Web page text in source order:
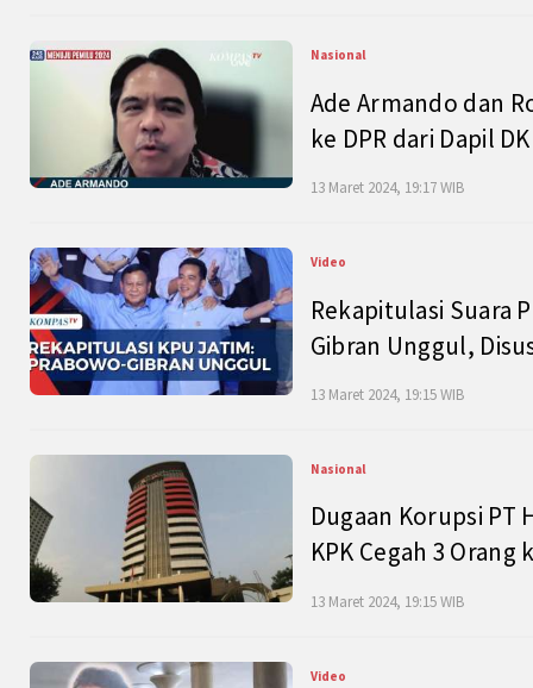
Nasional
Ade Armando dan
ke DPR dari Dapil
13 Maret 2024, 19:17 WIB
Video
Rekapitulasi Suara
Gibran Unggul,
13 Maret 2024, 19:15 WIB
Nasional
Dugaan Korupsi PT
KPK Cegah 3 Orang
13 Maret 2024, 19:15 WIB
Video